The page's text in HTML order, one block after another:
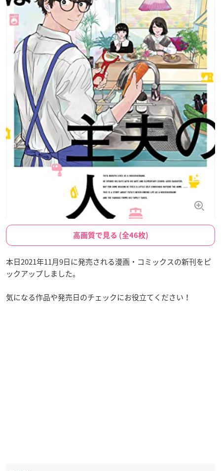
高画質で見る (全46枚)
本日2021年11月9日に発売される漫画・コミックスの新刊をピ
ックアップしました。
気になる作品や発売日のチェックにお役立てください！